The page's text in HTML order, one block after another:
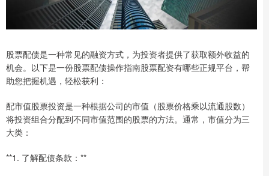
股票配债是一种常见的融资方式，为投资者提供了获取额外收益的
机会。以下是一份股票配债操作指南股票配资有哪些正规平台，帮
助您把握机遇，轻松获利：
配市值股票投资是一种根据公司的市值（股票价格乘以流通股数）
将投资组合分配到不同市值范围的股票的方法。通常，市值分为三
大类：
**1. 了解配债条款：**